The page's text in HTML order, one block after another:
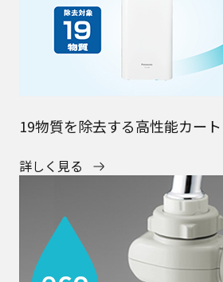
19物質を除去する高性能カー
詳しく見る